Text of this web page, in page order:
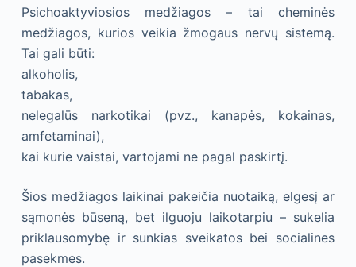
Psichoaktyviosios medžiagos – tai cheminės
medžiagos, kurios veikia žmogaus nervų sistemą.
Tai gali būti:
alkoholis,
tabakas,
nelegalūs narkotikai (pvz., kanapės, kokainas,
amfetaminai),
kai kurie vaistai, vartojami ne pagal paskirtį.
Šios medžiagos laikinai pakeičia nuotaiką, elgesį ar
sąmonės būseną, bet ilguoju laikotarpiu – sukelia
priklausomybę ir sunkias sveikatos bei socialines
pasekmes.